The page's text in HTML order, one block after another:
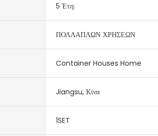
5 Έτη:
ΠΟΛΛΑΠΛΩΝ ΧΡΗΣΕΩΝ
Container Houses Home
Jiangsu, Κίνα
1SET